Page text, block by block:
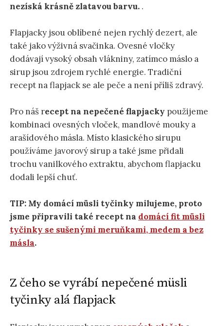
nezíská krásně zlatavou barvu. .
Flapjacky jsou oblíbené nejen rychlý dezert, ale
také jako výživná svačinka. Ovesné vločky
dodávají vysoký obsah vlákniny, zatímco máslo a
sirup jsou zdrojem rychlé energie. Tradiční
recept na flapjack se ale peče a není příliš zdravý.
Pro náš recept na nepečené flapjacky použijeme
kombinaci ovesných vloček, mandlové mouky a
arašídového másla. Místo klasického sirupu
používáme javorový sirup a také jsme přidali
trochu vanilkového extraktu, abychom flapjacku
dodali lepší chuť.
TIP: My domácí müsli tyčinky milujeme, proto
jsme připravili také recept na domácí fit müsli
tyčinky se sušenými meruňkami, medem a bez
másla.
Z čeho se vyrábí nepečené müsli
tyčinky alá flapjack